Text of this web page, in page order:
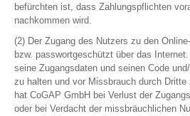
befürchten ist, dass Zahlungspflichten
nachkommen wird.
(2) Der Zugang des Nutzers zu den
bzw. passwortgeschützt über das
seine Zugangsdaten und seinen Code
zu halten und vor Missbrauch durch
hat CoGAP GmbH bei Verlust der
oder bei Verdacht der missbräuchlichen